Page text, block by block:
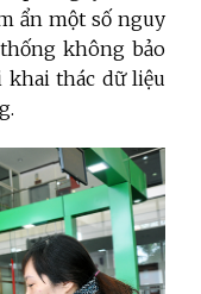
ẩn một số nguy
không bảo
khai thác dữ liệu